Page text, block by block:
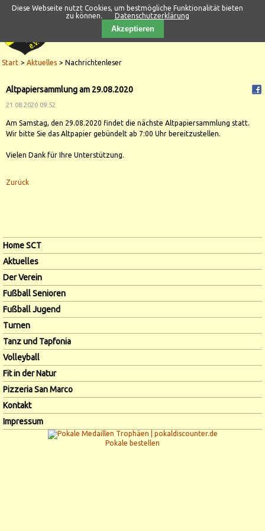
Start Aktuelles Nachrichtenleser
Altpapiersammlung am 29.08.2020
21.08.2020 09:52
Am Samstag, den 29.08.2020 findet die nächste Altpapiersammlung statt.
Wir bitte Sie das Altpapier gebündelt ab 7:00 Uhr bereitzustellen.
Vielen Dank für Ihre Unterstützung.
Zurück
Navigation
überspringen
Home SCT
Aktuelles
Der Verein
Fußball Senioren
Fußball Jugend
Turnen
Tanz und Tapfonia
Volleyball
Fit in der Natur
Pizzeria San Marco
Kontakt
Impressum
Pokale bestellen
Diese Webseite nutzt Cookies, um bestmögliche Funktionalität bieten
zu können.
Datenschutzerklärung
Akzeptieren